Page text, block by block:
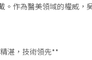
。作為醫美領域的權威，
湛，技術領先**